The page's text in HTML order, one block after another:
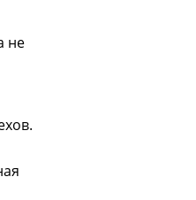
не